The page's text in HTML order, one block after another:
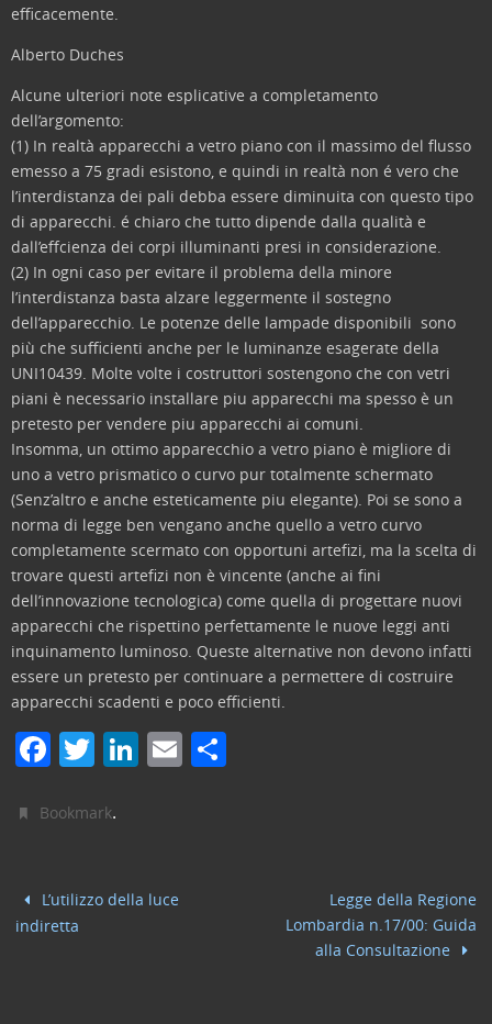
efficacemente.
Alberto Duches
Alcune ulteriori note esplicative a completamento
dell’argomento:
(1) In realtà apparecchi a vetro piano con il massimo del flusso
emesso a 75 gradi esistono, e quindi in realtà non é vero che
l’interdistanza dei pali debba essere diminuita con questo tipo
di apparecchi. é chiaro che tutto dipende dalla qualità e
dall’effcienza dei corpi illuminanti presi in considerazione.
(2) In ogni caso per evitare il problema della minore
l’interdistanza basta alzare leggermente il sostegno
dell’apparecchio. Le potenze delle lampade disponibili sono
più che sufficienti anche per le luminanze esagerate della
UNI10439. Molte volte i costruttori sostengono che con vetri
piani è necessario installare piu apparecchi ma spesso è un
pretesto per vendere piu apparecchi ai comuni.
Insomma, un ottimo apparecchio a vetro piano è migliore di
uno a vetro prismatico o curvo pur totalmente schermato
(Senz’altro e anche esteticamente piu elegante). Poi se sono a
norma di legge ben vengano anche quello a vetro curvo
completamente scermato con opportuni artefizi, ma la scelta di
trovare questi artefizi non è vincente (anche ai fini
dell’innovazione tecnologica) come quella di progettare nuovi
apparecchi che rispettino perfettamente le nuove leggi anti
inquinamento luminoso. Queste alternative non devono infatti
essere un pretesto per continuare a permettere di costruire
apparecchi scadenti e poco efficienti.
F
c
b
o
T
itt
Li
dI
E
Bookmark.
L’utilizzo della luce
indiretta
Legge della Regione
Lombardia n.17/00: Guida
alla Consultazione